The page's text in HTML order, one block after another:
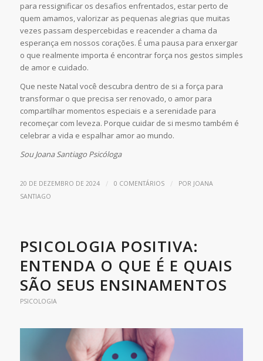
para ressignificar os desafios enfrentados, estar perto de
quem amamos, valorizar as pequenas alegrias que muitas
vezes passam despercebidas e reacender a chama da
esperança em nossos corações. É uma pausa para enxergar
o que realmente importa é encontrar força nos gestos simples
de amor e cuidado.
Que neste Natal você descubra dentro de si a força para
transformar o que precisa ser renovado, o amor para
compartilhar momentos especiais e a serenidade para
recomeçar com leveza. Porque cuidar de si mesmo também é
celebrar a vida e espalhar amor ao mundo.
Sou Joana Santiago Psicóloga
20 DE DEZEMBRO DE 2024 / 0 COMENTÁRIOS / POR JOANA
SANTIAGO
PSICOLOGIA POSITIVA:
ENTENDA O QUE É E QUAIS
SÃO SEUS ENSINAMENTOS
PSICOLOGIA